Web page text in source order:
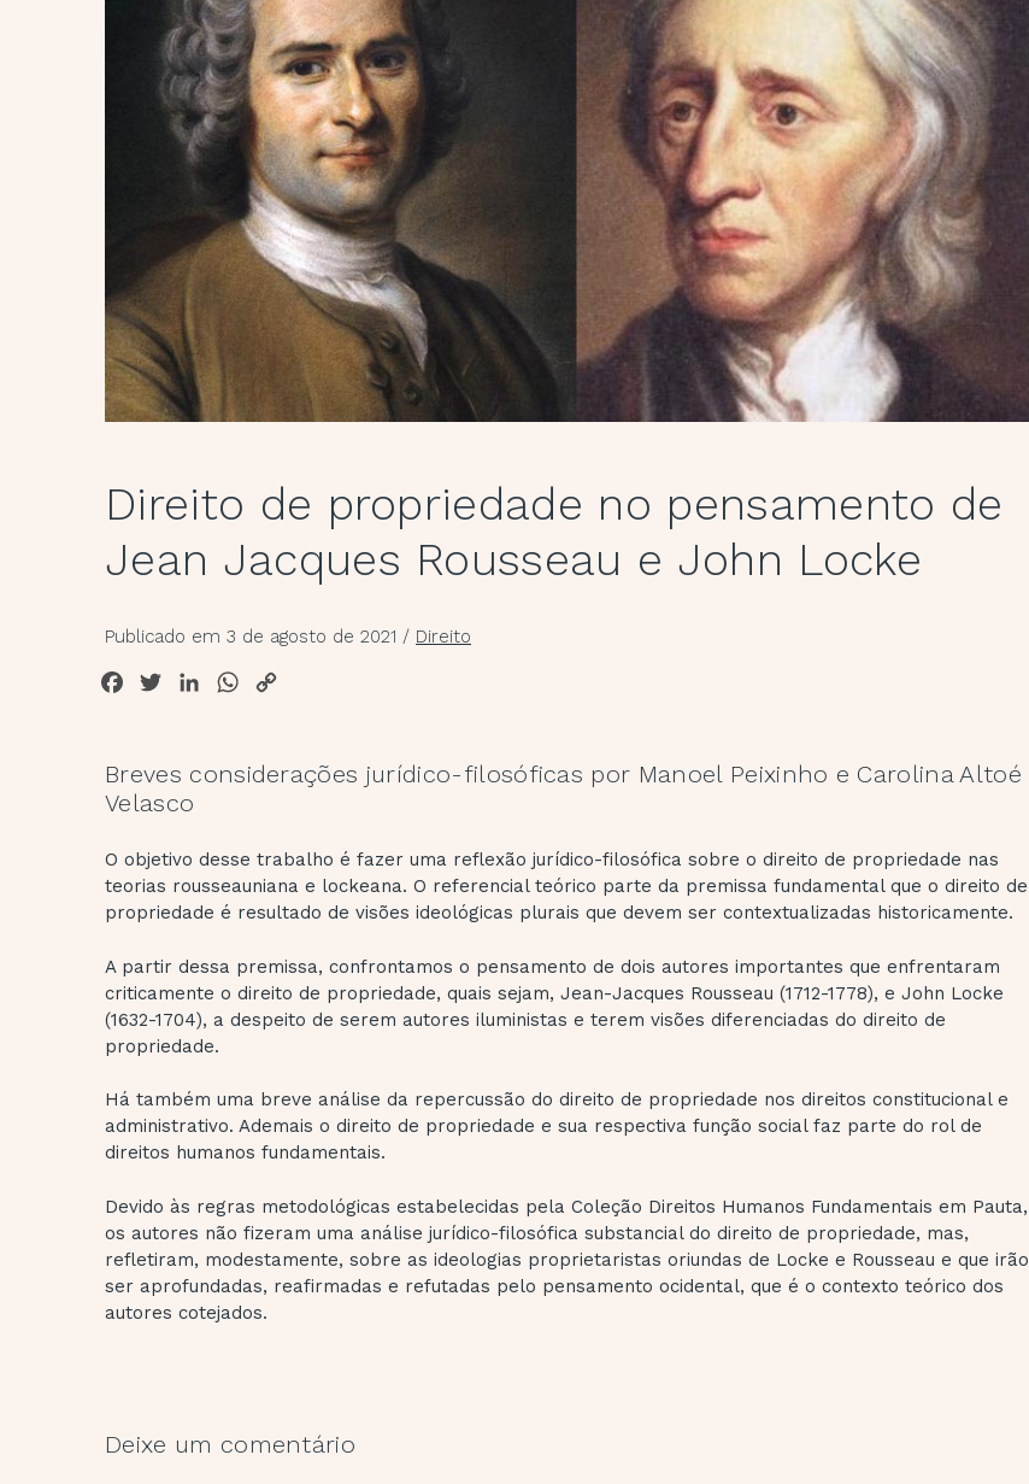
Direito de propriedade no pensamento de
Jean Jacques Rousseau e John Locke
Publicado em 3 de agosto de 2021 / Direito
FacebookTwitterLinkedInWhatsApp
Breves considerações jurídico-filosóficas por Manoel Peixinho e Carolina Altoé
Velasco
O objetivo desse trabalho é fazer uma reflexão jurídico-filosófica sobre o direito de propriedade nas
teorias rousseauniana e lockeana. O referencial teórico parte da premissa fundamental que o direito de
propriedade é resultado de visões ideológicas plurais que devem ser contextualizadas historicamente.
A partir dessa premissa, confrontamos o pensamento de dois autores importantes que enfrentaram
criticamente o direito de propriedade, quais sejam, Jean-Jacques Rousseau (1712-1778), e John Locke
(1632-1704), a despeito de serem autores iluministas e terem visões diferenciadas do direito de
propriedade.
Há também uma breve análise da repercussão do direito de propriedade nos direitos constitucional e
administrativo. Ademais o direito de propriedade e sua respectiva função social faz parte do rol de
direitos humanos fundamentais.
Devido às regras metodológicas estabelecidas pela Coleção Direitos Humanos Fundamentais em Pauta,
os autores não fizeram uma análise jurídico-filosófica substancial do direito de propriedade, mas,
refletiram, modestamente, sobre as ideologias proprietaristas oriundas de Locke e Rousseau e que irão
ser aprofundadas, reafirmadas e refutadas pelo pensamento ocidental, que é o contexto teórico dos
autores cotejados.
Deixe um comentário